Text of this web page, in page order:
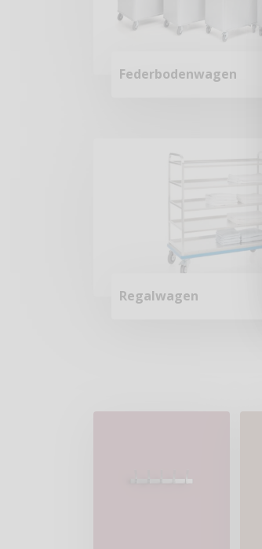
Federbodenwagen
Regalwagen